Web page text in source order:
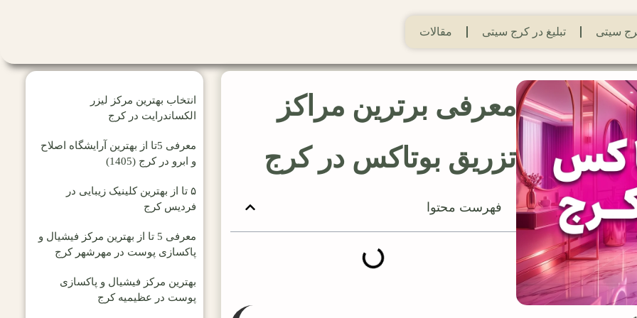
سیتی تبلیغ در کرج سیتی مقالات
معرفی برترین مراکز
تزریق بوتاکس در کرج
فهرست محتوا
انتخاب بهترین مرکز لیزر
الکساندرایت در کرج
معرفی 5تا از بهترین آرایشگاه اصلاح
و ابرو در کرج (1405)
۵ تا از بهترین کلینیک زیبایی در
فردیس کرج
معرفی 5 تا از بهترین مرکز فیشیال و
پاکسازی پوست در مهرشهر کرج
بهترین مرکز فیشیال و پاکسازی
پوست در عظیمیه کرج